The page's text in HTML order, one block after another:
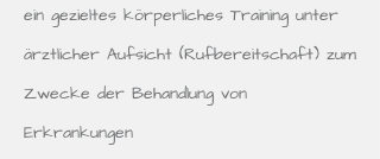
ein gezieltes körperliches Training unter
ärztlicher Aufsicht (Rufbereitschaft) zum
Zwecke der Behandlung von
Erkrankungen